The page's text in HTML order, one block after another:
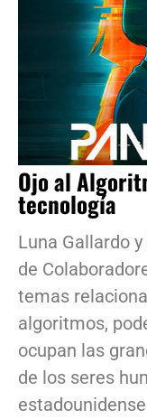
Ojo al
tecnología
Luna Gallardo
de
temas
algoritmos,
ocupan las
de los seres